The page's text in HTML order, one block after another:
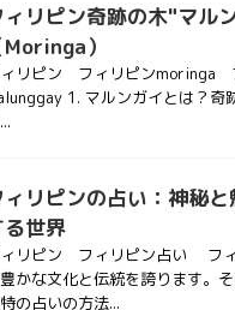
ィリピン奇跡の木"マル
Moringa）
リピン フィリピンmoringa
1. マルンガイとは？奇
ィリピンの占い：神秘
る世界
リピン フィリピン占い フ
かな文化と伝統を誇ります。そ
の占いの方法...